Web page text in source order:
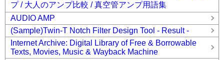
プ / 大人のアンプ比較 / 真空管アンプ用語集
AUDIO AMP
(Sample)Twin-T Notch Filter Design Tool - Result -
Internet Archive: Digital Library of Free & Borrowable
Texts, Movies, Music & Wayback Machine